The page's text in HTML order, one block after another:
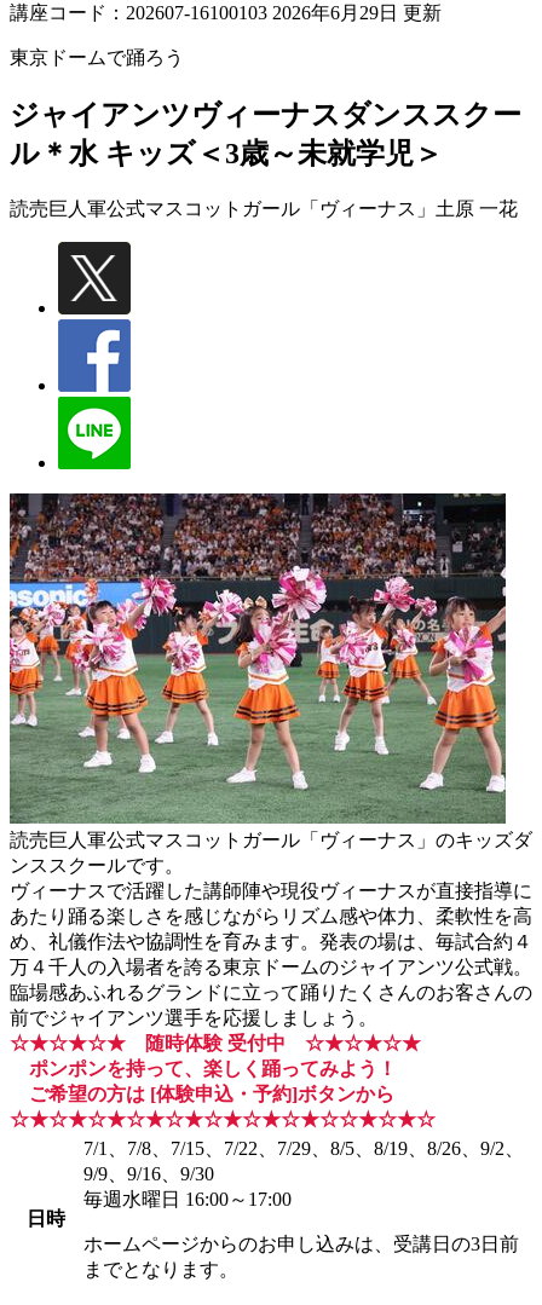
講座コード：202607-16100103 2026年6月29日 更新
東京ドームで踊ろう
ジャイアンツヴィーナスダンススクー
ル＊水 キッズ＜3歳～未就学児＞
読売巨人軍公式マスコットガール「ヴィーナス」 土原 一花
読売巨人軍公式マスコットガール「ヴィーナス」のキッズダ
ンススクールです。
ヴィーナスで活躍した講師陣や現役ヴィーナスが直接指導に
あたり踊る楽しさを感じながらリズム感や体力、柔軟性を高
め、礼儀作法や協調性を育みます。発表の場は、毎試合約４
万４千人の入場者を誇る東京ドームのジャイアンツ公式戦。
臨場感あふれるグランドに立って踊りたくさんのお客さんの
前でジャイアンツ選手を応援しましょう。
☆★☆★☆★ 随時体験 受付中 ☆★☆★☆★
ポンポンを持って、楽しく踊ってみよう！
ご希望の方は [体験申込・予約]ボタンから
☆★☆★☆★☆★☆★☆★☆★☆★☆☆★☆★☆
日時
7/1、7/8、7/15、7/22、7/29、8/5、8/19、8/26、9/2、
9/9、9/16、9/30
毎週水曜日 16:00～17:00
ホームページからのお申し込みは、受講日の3日前
までとなります。